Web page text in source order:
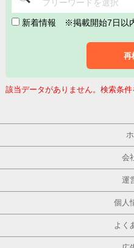
フリーワードを選択
新着情報 ※掲載開始7日以
再
該当データがありません。検索条件
会
運
個人
よく